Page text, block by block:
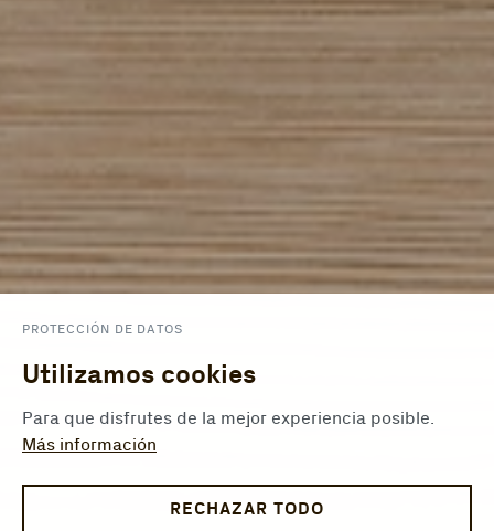
PROTECCIÓN DE DATOS
Utilizamos cookies
Para que disfrutes de la mejor experiencia posible.
Más información
RECHAZAR TODO